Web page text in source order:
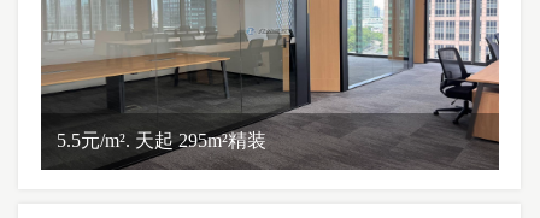
5.5元/m². 天起 295m²精装